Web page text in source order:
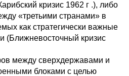
кризис 1962 г .), либо
«третьими странами» в
как стратегически важные
(Ближневосточный кризис
между сверхдержавами и
блоками с целью